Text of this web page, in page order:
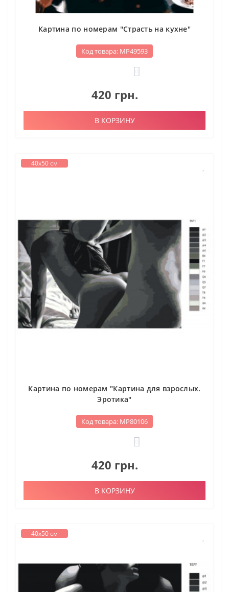
Картина по номерам "Страсть на кухне"
Код товара: МР49593
420 грн.
В КОРЗИНУ
40х50 см
Картина по номерам "Картина для взрослых.
Эротика"
Код товара: МР80106
420 грн.
В КОРЗИНУ
40х50 см